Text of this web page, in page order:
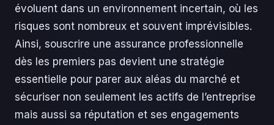
évoluent dans un environnement incertain, où les
risques sont nombreux et souvent imprévisibles.
Ainsi, souscrire une assurance professionnelle
dès les premiers pas devient une stratégie
essentielle pour parer aux aléas du marché et
sécuriser non seulement les actifs de l’entreprise
mais aussi sa réputation et ses engagements